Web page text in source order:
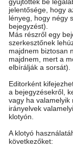
jelentősége, hogy
lényeg, hogy négy
bejegyzést).
Más részről egy
szerkesztőnek
majdnem biztosan
majdnem, mert a
elbírálják a sorsát).
Editorként
a bejegyzésekről,
vagy ha valamelyik
irányelvek
klotyón.
A klotyó
következőket: